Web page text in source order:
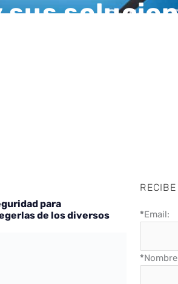
para
de los diversos
*Email:
*